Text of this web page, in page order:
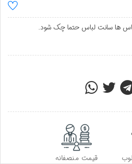
ها سانت لباس حتما چک شود.
قیمت منصفانه